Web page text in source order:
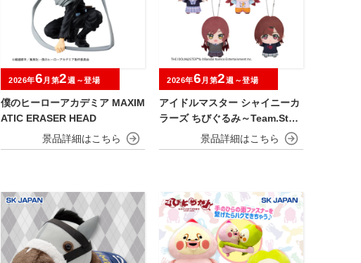
僕のヒーローアカデミア MAXIM
ATIC ERASER HEAD
2026年6 月第2週～登場
アイドルマスター シャイニーカ
ラーズ ちびぐるみ～Team.Stell
2026年6 月第2週～登場